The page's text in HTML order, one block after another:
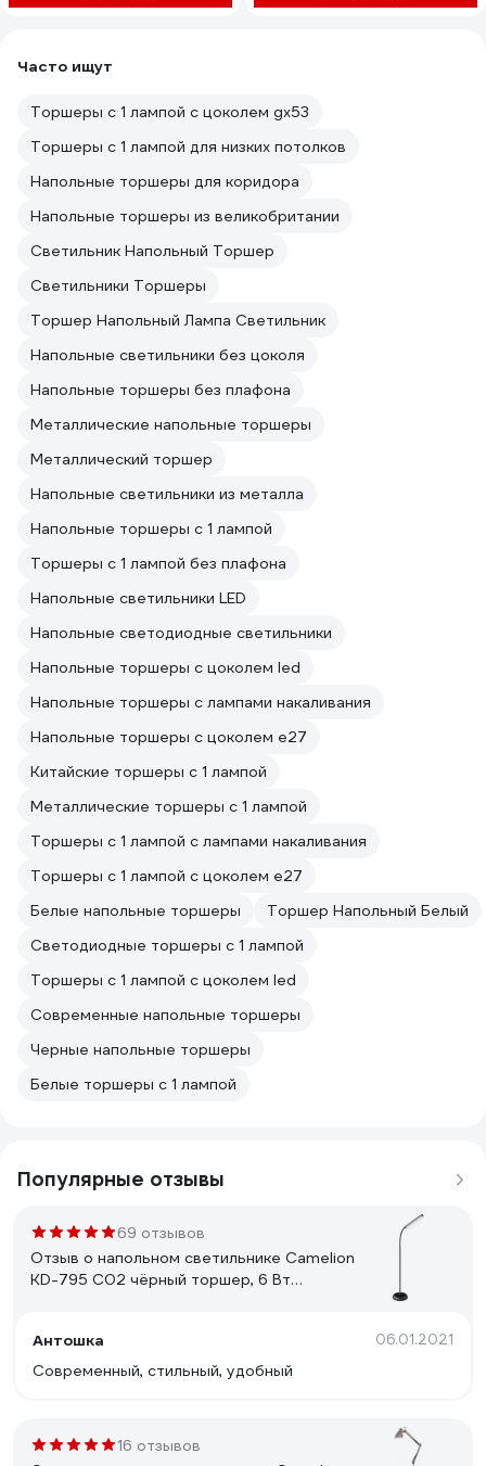
Часто ищут
Торшеры с 1 лампой с цоколем gx53
Торшеры с 1 лампой для низких потолков
Напольные торшеры для коридора
Напольные торшеры из великобритании
Светильник Напольный Торшер
Светильники Торшеры
Торшер Напольный Лампа Светильник
Напольные светильники без цоколя
Напольные торшеры без плафона
Металлические напольные торшеры
Металлический торшер
Напольные светильники из металла
Напольные торшеры с 1 лампой
Торшеры с 1 лампой без плафона
Напольные светильники LED
Напольные светодиодные светильники
Напольные торшеры с цоколем led
Напольные торшеры с лампами накаливания
Напольные торшеры с цоколем e27
Китайские торшеры с 1 лампой
Металлические торшеры с 1 лампой
Торшеры с 1 лампой с лампами накаливания
Торшеры с 1 лампой с цоколем e27
Белые напольные торшеры
Торшер Напольный Белый
Светодиодные торшеры с 1 лампой
Торшеры с 1 лампой с цоколем led
Современные напольные торшеры
Черные напольные торшеры
Белые торшеры с 1 лампой
Популярные отзывы
69 отзывов
Отзыв о напольном светильнике Camelion
KD-795 C02 чёрный торшер, 6 Вт
Антошка
06.01.2021
Современный, стильный, удобный
16 отзывов